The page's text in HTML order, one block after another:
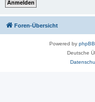
Foren-Übersicht
Powered by phpBB
Deutsche